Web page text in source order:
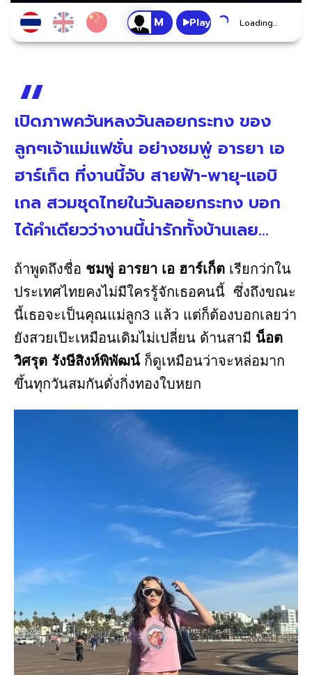
Play Loading...
เปิดภาพควันหลงวันลอยกระทง ของ
ลูกๆเจ้าแม่แฟชั่น อย่างชมพู่ อารยา เอ
ฮาร์เก็ต ที่งานนี้จับ สายฟ้า-พายุ-แอบิ
เกล สวมชุดไทยในวันลอยกระทง บอก
ได้คำเดียวว่างานนี้น่ารักทั้งบ้านเลย...
ถ้าพูดถึงชื่อ ชมพู่ อารยา เอ ฮาร์เก็ต เรียกว่กใน
ประเทศไทยคงไม่มีใครรู้จักเธอคนนี้ ซึ่งถึงขณะ
นี้เธอจะเป็นคุณแม่ลูก3 แล้ว แต่ก็ต้องบอกเลยว่า
ยังสวยเป๊ะเหมือนเดิมไม่เปลี่ยน ด้านสามี น็อต
วิศรุต รังษีสิงห์พิพัฒน์ ก็ดูเหมือนว่าจะหล่อมาก
ขึ้นทุกวันสมกันดั่งกิ่งทองใบหยก